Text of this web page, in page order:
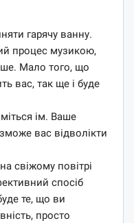
гарячу ванну.
процес музикою,
Мало того, що
вас, так ще і буде
ім. Ваше
вас відволікти
свіжому повітрі
спосіб
те, що ви
просто